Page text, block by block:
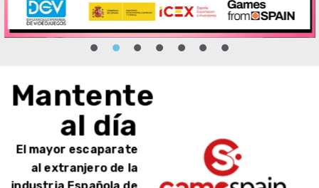
Mantente
al día
El mayor escaparate
al extranjero de la